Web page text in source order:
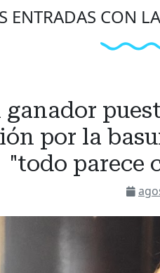
ENTRADAS CON
por la
"todo parece